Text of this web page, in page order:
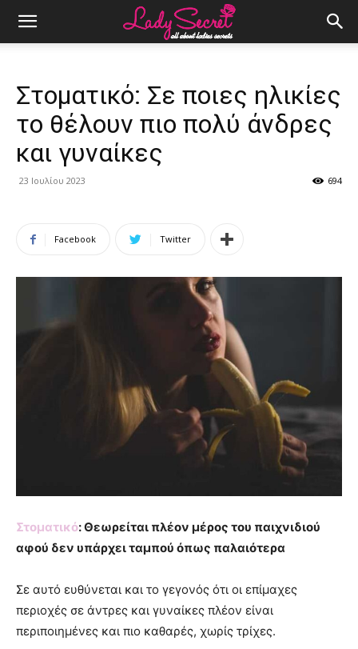
Στοματικό: Σε ποιες ηλικίες
το θέλουν πιο πολύ άνδρες
και γυναίκες
23 Ιουλίου 2023 694
Facebook Twitter
Στοματικό: Θεωρείται πλέον μέρος του παιχνιδιού
αφού δεν υπάρχει ταμπού όπως παλαιότερα
Σε αυτό ευθύνεται και το γεγονός ότι οι επίμαχες
περιοχές σε άντρες και γυναίκες πλέον είναι
περιποιημένες και πιο καθαρές, χωρίς τρίχες.